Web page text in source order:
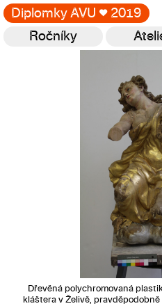
Diplomky AVU ♥ 2019
Ročníky
Dřevěná polychromovaná
kláštera v Želivě,